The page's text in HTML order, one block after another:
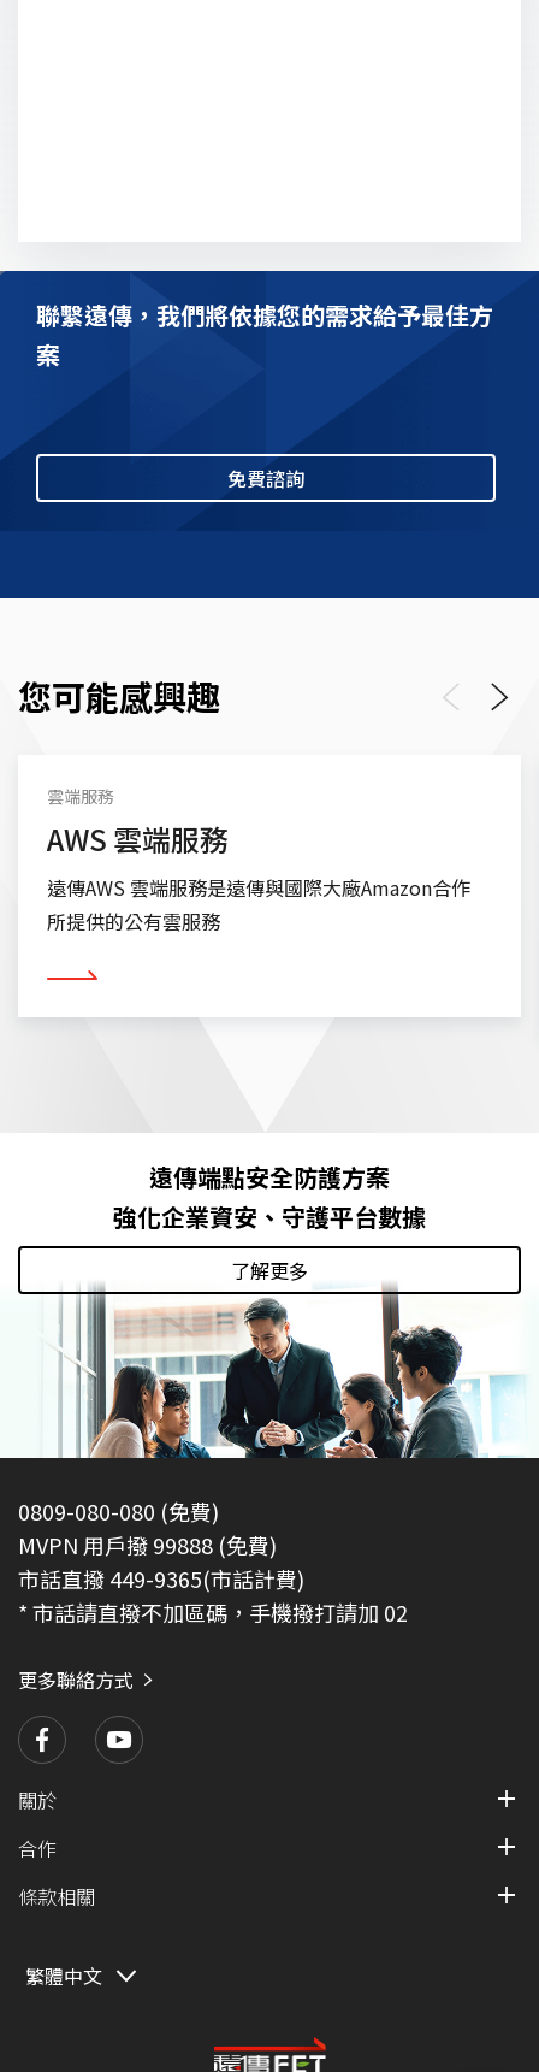
聯繫遠傳，我們將依據您的需求給予最佳方
案
免費諮詢
您可能感興趣 Previous
雲端服務
AWS 雲端服務
遠傳AWS 雲端服務是遠傳與國際大廠Amazon合作
所提供的公有雲服務
看更多
Next
遠傳端點安全防護方案
強化企業資安、守護平台數據
了解更多
0809-080-080 (免費)
MVPN 用戶撥 99888 (免費)
市話直撥 449-9365(市話計費)
* 市話請直撥不加區碼，手機撥打請加 02
更多聯絡方式
關於
合作
條款相關
繁體中文